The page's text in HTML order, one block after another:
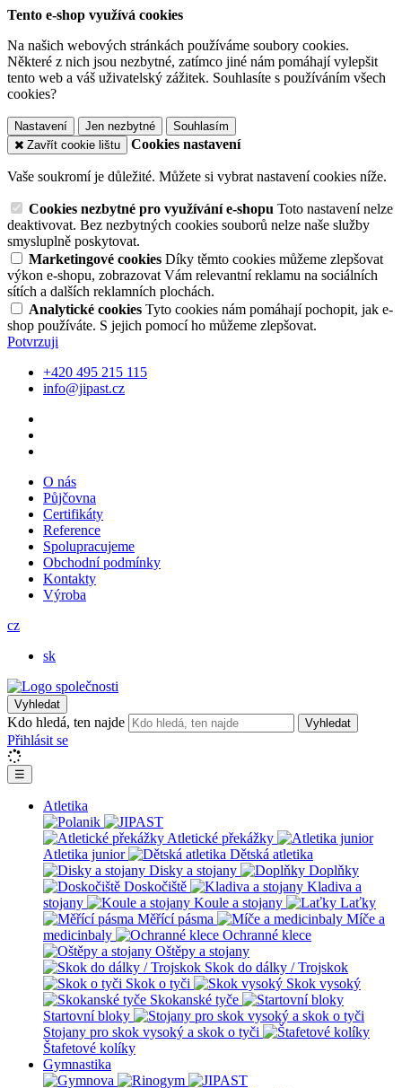
Tento e-shop využívá cookies
Na našich webových stránkách používáme soubory cookies.
Některé z nich jsou nezbytné, zatímco jiné nám pomáhají vylepšit
tento web a váš uživatelský zážitek. Souhlasíte s používáním všech
cookies?
Nastavení Jen nezbytné
Souhlasím
Zavřít cookie lištu
Cookies nastavení
Vaše soukromí je důležité. Můžete si vybrat nastavení cookies níže.
Cookies nezbytné pro využívání e-shopu Toto nastavení nelze
deaktivovat. Bez nezbytných cookies souborů nelze naše služby
smysluplně poskytovat.
Marketingové cookies Díky těmto cookies můžeme zlepšovat
výkon e-shopu, zobrazovat Vám relevantní reklamu na sociálních
sítích a dalších reklamních plochách.
Analytické cookies Tyto cookies nám pomáhají pochopit, jak e-
shop používáte. S jejich pomocí ho můžeme zlepšovat.
Potvrzuji
+420 495 215 115
info@jipast.cz
O nás
Půjčovna
Certifikáty
Reference
Spolupracujeme
Obchodní podmínky
Kontakty
Výroba
cz
sk
Vyhledat
Kdo hledá, ten najde Vyhledat
Přihlásit se
☰
Atletika
Atletické překážky
Atletika junior
Dětská atletika
Disky a stojany
Doplňky
Doskočiště
Kladiva a
stojany
Koule a stojany
Laťky
Měřící pásma
Míče a
medicinbaly
Ochranné klece
Oštěpy a stojany
Skok do dálky / Trojskok
Skok o tyči
Skok vysoký
Skokanské tyče
Startovní bloky
Stojany pro skok vysoký a skok o tyči
Štafetové kolíky
Gymnastika